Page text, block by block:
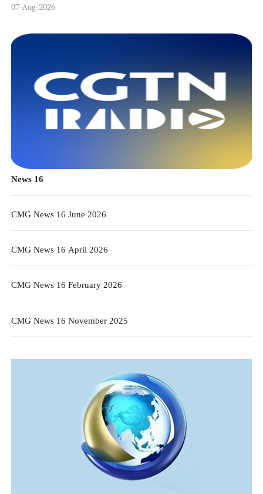
07-Aug-2026
News 16
CMG News 16 June 2026
CMG News 16 April 2026
CMG News 16 February 2026
CMG News 16 November 2025